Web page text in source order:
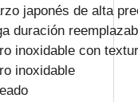
japonés de alta
duración
inoxidable con
inoxidable